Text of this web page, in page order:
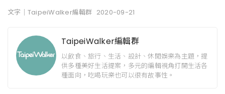
文字｜TaipeiWalker編輯群 2020-09-21
TaipeiWalker編輯群
以飲食、旅行、生活、設計、休閒娛樂為主題，提
供多種美好生活提案，多元的編輯視角打開生活各
種面向，吃喝玩樂也可以很有故事性。